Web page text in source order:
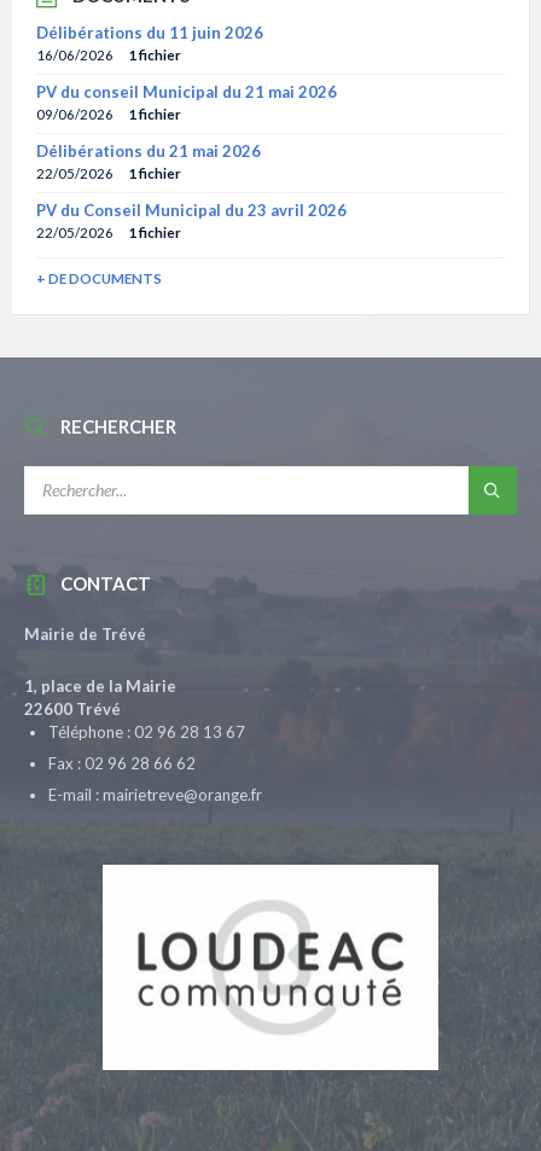
Délibérations du 11 juin 2026
16/06/2026 1 fichier
PV du conseil Municipal du 21 mai 2026
09/06/2026 1 fichier
Délibérations du 21 mai 2026
22/05/2026 1 fichier
PV du Conseil Municipal du 23 avril 2026
22/05/2026 1 fichier
+ DE DOCUMENTS
RECHERCHER
CONTACT
Mairie de Trévé
1, place de la Mairie
22600 Trévé
Téléphone : 02 96 28 13 67
Fax : 02 96 28 66 62
E-mail : mairietreve@orange.fr